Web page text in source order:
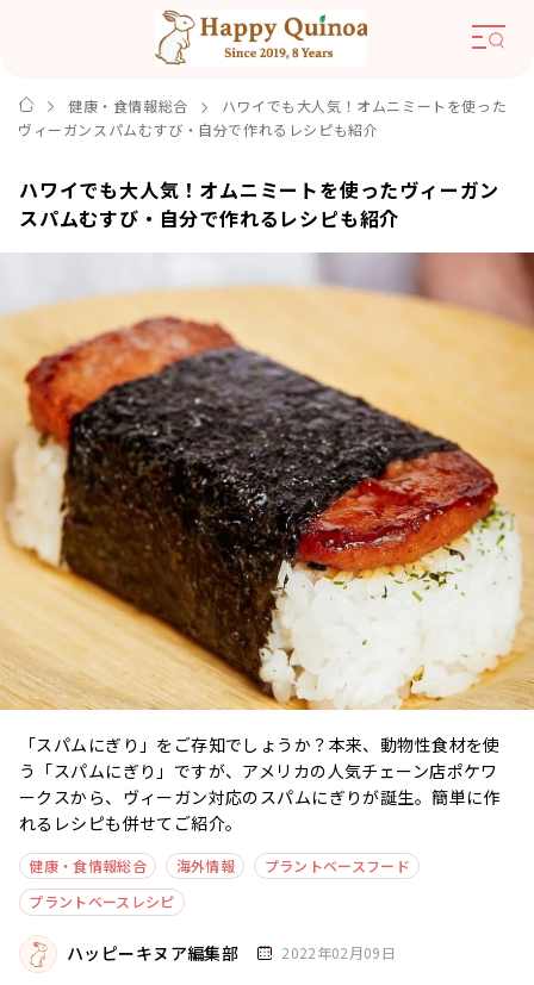
健康・食情報総合
ハワイでも大人気！オムニミートを使った
ヴィーガンスパムむすび・自分で作れるレシピも紹介
ハワイでも大人気！オムニミートを使ったヴィーガン
スパムむすび・自分で作れるレシピも紹介
「スパムにぎり」をご存知でしょうか？本来、動物性食材を使
う「スパムにぎり」ですが、アメリカの人気チェーン店ポケワ
ークスから、ヴィーガン対応のスパムにぎりが誕生。簡単に作
れるレシピも併せてご紹介。
健康・食情報総合 海外情報
プラントベースフード
プラントベースレシピ
ハッピーキヌア編集部 2022年02月09日